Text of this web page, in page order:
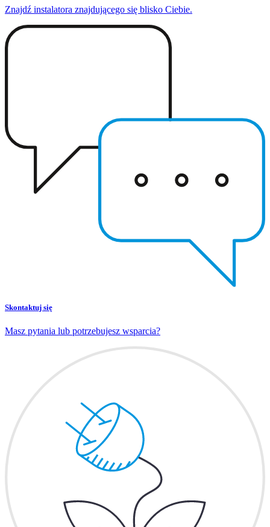
Znajdź instalatora znajdującego się blisko Ciebie.
Skontaktuj się
Masz pytania lub potrzebujesz wsparcia?